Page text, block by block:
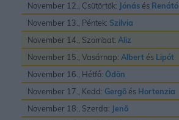
November 12., Csütörtök: Jónás és Renátó
November 13., Péntek: Szilvia
November 14., Szombat: Aliz
November 15., Vasárnap: Albert és Lipót
November 16., Hétfő: Ödön
November 17., Kedd: Gergõ és Hortenzia
November 18., Szerda: Jenõ